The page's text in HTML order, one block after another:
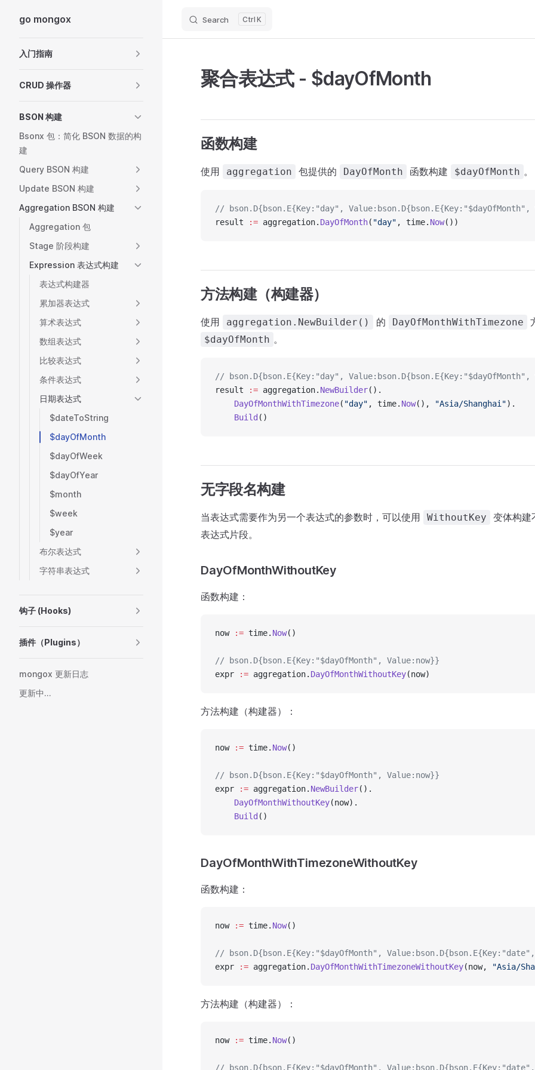
Skip to content
go mongox Search K
入门指南
CRUD 操作器
BSON 构建
Bsonx 包：简化 BSON 数据的构
建
Query BSON 构建
Update BSON 构建
Aggregation BSON 构建
Aggregation 包
Stage 阶段构建
Expression 表达式构建
表达式构建器
累加器表达式
算术表达式
数组表达式
比较表达式
条件表达式
日期表达式
$dateToString
$dayOfMonth
$dayOfWeek
$dayOfYear
$month
$week
$year
布尔表达式
字符串表达式
钩子 (Hooks)
插件（Plugins）
mongox 更新日志
更新中...
聚合表达式 - $dayOfMonth
函数构建
使用 aggregation 包提供的 DayOfMonth 函数构建 $dayOfMonth 。
// bson.D{bson.E{Key:"day",
result
:= aggregation. DayOfMonth( "day" , time. Now())
方法构建（构建器）
使用 aggregation.NewBuilder() 的 DayOfMonthWithTimezone
$dayOfMonth 。
// bson.D{bson.E{Key:"day",
result
:= aggregation. NewBuilder().
    DayOfMonthWithTimezone
( "day" , time. Now(), "Asia/Shanghai").
    Build
()
无字段名构建
当表达式需要作为另一个表达式的参数时，可以使用 WithoutKey
变体构建
表达式片段。
DayOfMonthWithoutKey
函数构建：
now := time. Now()
// bson.D{bson.E{Key:"$dayOfMonth", Value:now}}
expr
:= aggregation. DayOfMonthWithoutKey(now)
方法构建（构建器）：
now := time. Now()
// bson.D{bson.E{Key:"$dayOfMonth", Value:now}}
expr
:= aggregation. NewBuilder().
    DayOfMonthWithoutKey
(now).
    Build
()
DayOfMonthWithTimezoneWithoutKey
函数构建：
now := time. Now()
// bson.D{bson.E{Key:"$dayOfMonth",
expr
:= aggregation. DayOfMonthWithTimezoneWithoutKey(now, "Asia/
方法构建（构建器）：
now := time. Now()
// bson.D{bson.E{Key:"$dayOfMonth",